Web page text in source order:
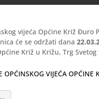
vijeća Općine Križ Đuro
će se održati dana
Križ u Križu, Trg Svetog
OPĆINSKOG VIJEĆA OPĆINE